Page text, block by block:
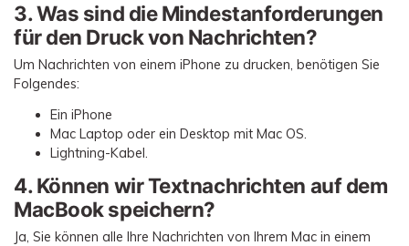
3. Was sind die Mindestanforderungen
für den Druck von Nachrichten?
Um Nachrichten von einem iPhone zu drucken, benötigen Sie
Folgendes:
Ein iPhone
Mac Laptop oder ein Desktop mit Mac OS.
Lightning-Kabel.
4. Können wir Textnachrichten auf dem
MacBook speichern?
Ja, Sie können alle Ihre Nachrichten von Ihrem Mac in einem